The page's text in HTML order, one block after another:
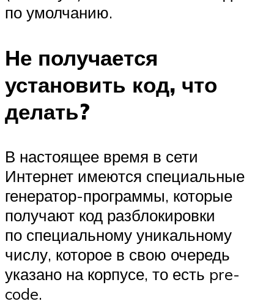
по умолчанию.
Не получается
установить код, что
делать?
В настоящее время в сети
Интернет имеются специальные
генератор-программы, которые
получают код разблокировки
по специальному уникальному
числу, которое в свою очередь
указано на корпусе, то есть pre-
code.